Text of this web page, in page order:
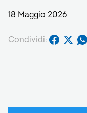
18 Maggio 2026
Condividi: